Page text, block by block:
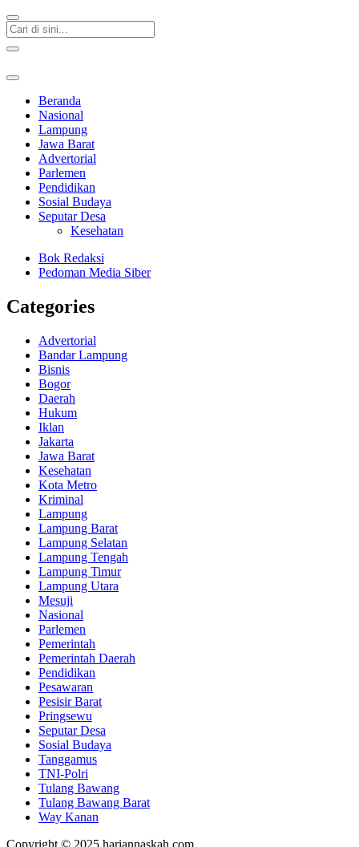
Beranda
Nasional
Lampung
Jawa Barat
Advertorial
Parlemen
Pendidikan
Sosial Budaya
Seputar Desa
Kesehatan
Bok Redaksi
Pedoman Media Siber
Categories
Advertorial
Bandar Lampung
Bisnis
Bogor
Daerah
Hukum
Iklan
Jakarta
Jawa Barat
Kesehatan
Kota Metro
Kriminal
Lampung
Lampung Barat
Lampung Selatan
Lampung Tengah
Lampung Timur
Lampung Utara
Mesuji
Nasional
Parlemen
Pemerintah
Pemerintah Daerah
Pendidikan
Pesawaran
Pesisir Barat
Pringsewu
Seputar Desa
Sosial Budaya
Tanggamus
TNI-Polri
Tulang Bawang
Tulang Bawang Barat
Way Kanan
Copyright © 2025 hariannaskah.com